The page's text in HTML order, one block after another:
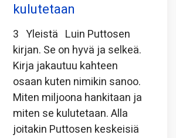
kulutetaan
3 Yleistä Luin Puttosen
kirjan. Se on hyvä ja selkeä.
Kirja jakautuu kahteen
osaan kuten nimikin sanoo.
Miten miljoona hankitaan ja
miten se kulutetaan. Alla
joitakin Puttosen keskeisiä